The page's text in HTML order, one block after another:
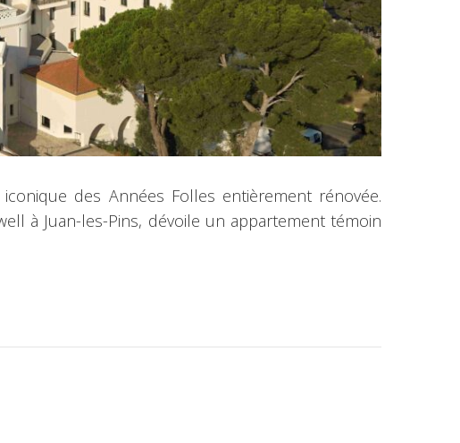
des Années Folles entièrement rénovée.
à Juan-les-Pins, dévoile un appartement témoin